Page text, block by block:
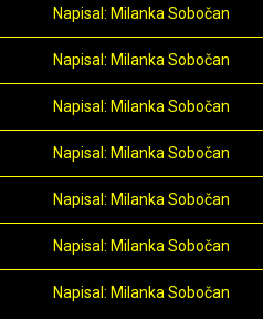
Napisal: Milanka Sobočan
Napisal: Milanka Sobočan
Napisal: Milanka Sobočan
Napisal: Milanka Sobočan
Napisal: Milanka Sobočan
Napisal: Milanka Sobočan
Napisal: Milanka Sobočan